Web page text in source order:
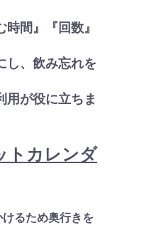
間』『回数』
し、飲み忘れを
用が役に立ちま
トカレンダ
るため奥行きを